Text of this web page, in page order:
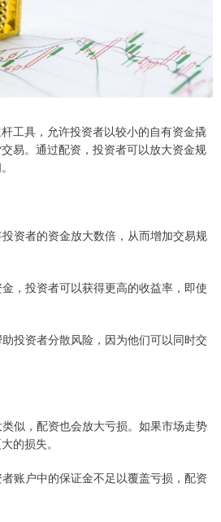
工具，允许投资者以较小的自有资金撬
易。通过配资，投资者可以放大资金规
资者的资金放大数倍，从而增加交易规
，投资者可以获得更高的收益率，即使
投资者分散风险，因为他们可以同时交
似，配资也会放大亏损。如果市场走势
的损失。
账户中的保证金不足以覆盖亏损，配资